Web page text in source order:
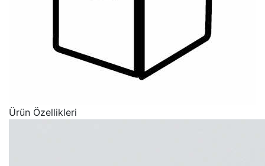
Ürün Özellikleri